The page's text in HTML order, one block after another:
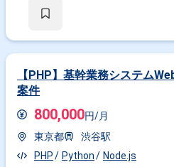
用いたバッチ処理の監視・軽微な修正 ・システム設計、実装、テスト、運
【PHP】基幹業務システム
案件
800,000円/月
東京都
渋谷駅
PHP
Python
Node.js